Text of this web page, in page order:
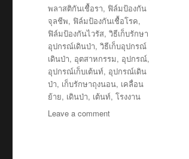
พลาสติกันเชื้อรา, ฟิล์มป้องกัน
จุลชีพ, ฟิล์มป้องกันเชื้อโรค,
ฟิล์มป้องกันไวรัส,วิธีเก็บรักษา
อุปกรณ์เดินป่า,วิธีเก็บอุปกรณ์
เดินป่า, อุตสาหกรรม, อุปกรณ์,
อุปกรณ์เก็บเต้นท์, อุปกรณ์เดิน
ป่า, เก็บรักษาถุงนอน, เคลื่อน
ย้าย, เดินป่า, เต้นท์,โรงงาน
Leave a commenton